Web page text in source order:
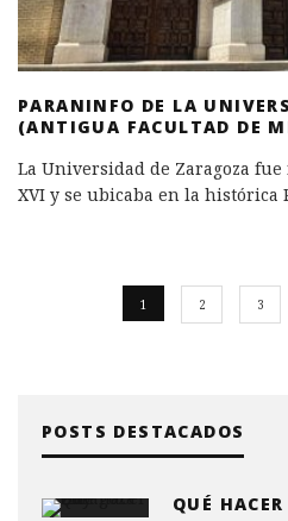
PARANINFO DE LA
(ANTIGUA FACULTAD DE
La Universidad de Zaragoza
XVI y se ubicaba en la histórica
1 2 3
POSTS DESTACADOS
QUÉ